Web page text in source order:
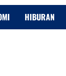
HIBURAN